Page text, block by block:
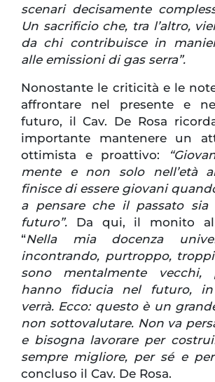
scenari decisamente
Un sacrificio che, tra l’altro,
da chi contribuisce in
alle emissioni di gas serra”.
Nonostante le criticità e le
affrontare nel presente e
futuro, il Cav. De Rosa
importante mantenere un
ottimista e proattivo:
mente e non solo nell’età
finisce di essere giovani
a pensare che il passato sia
futuro”. Da qui, il monito
“Nella mia docenza
incontrando, purtroppo,
sono mentalmente vecchi,
hanno fiducia nel futuro,
verrà. Ecco: questo è un
non sottovalutare. Non va
e bisogna lavorare per
sempre migliore, per sé e
concluso il Cav. De Rosa.